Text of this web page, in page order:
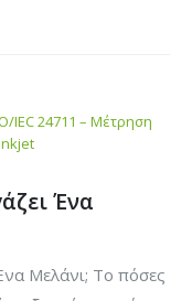
Ένα
Μελάνι; Το πόσες